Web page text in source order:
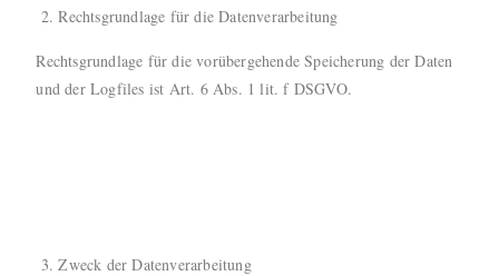
Rechtsgrundlage für die Datenverarbeitung
Rechtsgrundlage für die vorübergehende Speicherung der Daten
und der Logfiles ist Art. 6 Abs. 1 lit. f DSGVO.
Zweck der Datenverarbeitung